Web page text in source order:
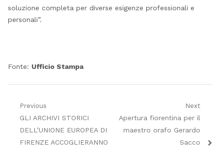
soluzione completa per diverse esigenze professionali e
personali”.
Fonte: Ufficio Stampa
Navigazione
articoli
Previous
Previous
post:
GLI ARCHIVI STORICI
DELL’UNIONE EUROPEA DI
FIRENZE ACCOGLIERANNO
Next
Next
post:
Apertura fiorentina per il
maestro orafo Gerardo
Sacco